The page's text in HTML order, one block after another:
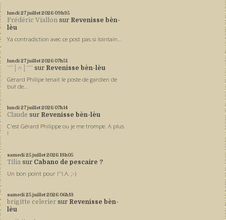
lundi 27juillet 2026 09h35
Frédéric Viallon sur Revenisse bèn-
lèu
Ya contradiction avec ce post pas si lointain...
lundi 27juillet 2026 07h51
ˉˉˉ│∩│ˉˉˉ sur Revenisse bèn-lèu
Gérard Philipe tenait le poste de gardien de
but de...
lundi 27juillet 2026 07h14
Claude sur Revenisse bèn-lèu
C'est Gérard Philippe ou je me trompe. A plus
!
samedi 25juillet 202613h05
Tilia sur Cabano de pescaire ?
Un bon point pour l''I.A. ;-)
samedi 25juillet 2026 06h13
brigitte celerier sur Revenisse bèn-
lèu